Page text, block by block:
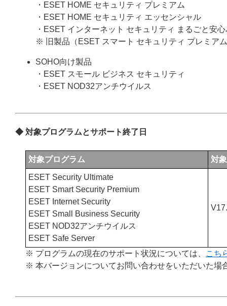
・ESET HOME セキュリティ プレミアム
・ESET HOME セキュリティ エッセンシャル
・ESET インターネット セキュリティ まるごと安
※ 旧製品（ESET スマート セキュリティ プレミア
SOHO向け製品
・ESET スモール ビジネス セキュリティ
・ESET NOD32アンチウイルス
◆ 対象プログラムとサポート終了日
対象プログラム 対
ESET Security Ultimate
ESET Smart Security Premium
ESET Internet Security
ESET Small Business Security
ESET NOD32アンチウイルス
ESET Safe Server
※ プログラムの現在のサポート状況については、
こち
※ 本バージョンについてお問い合わせをいただいた場